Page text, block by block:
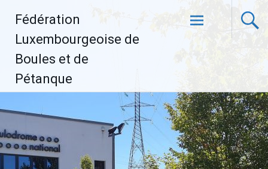
contenu
Fédération
Luxembourgeoise de
Boules et de
Pétanque